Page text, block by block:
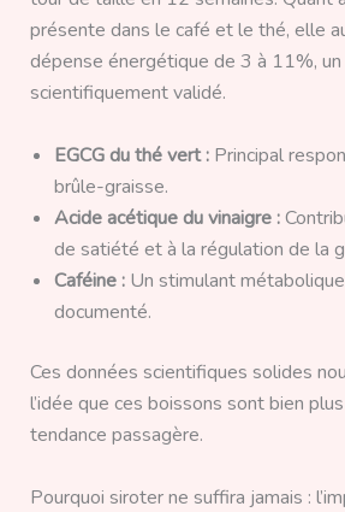
présente dans le café et le thé, elle
dépense énergétique de 3 à 11%,
scientifiquement validé.
EGCG du thé vert :Principal
brûle-graisse.
Acide acétique du vinaigre :
de satiété et à la régulation de la
Caféine :Un stimulant
documenté.
Ces données scientifiques solides
l’idée que ces boissons sont bien
tendance passagère.
Pourquoi siroter ne suffira jamais :